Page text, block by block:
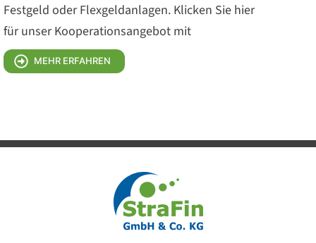
Festgeld oder Flexgeldanlagen. Klicken Sie hier
für unser Kooperationsangebot mit
MEHR ERFAHREN